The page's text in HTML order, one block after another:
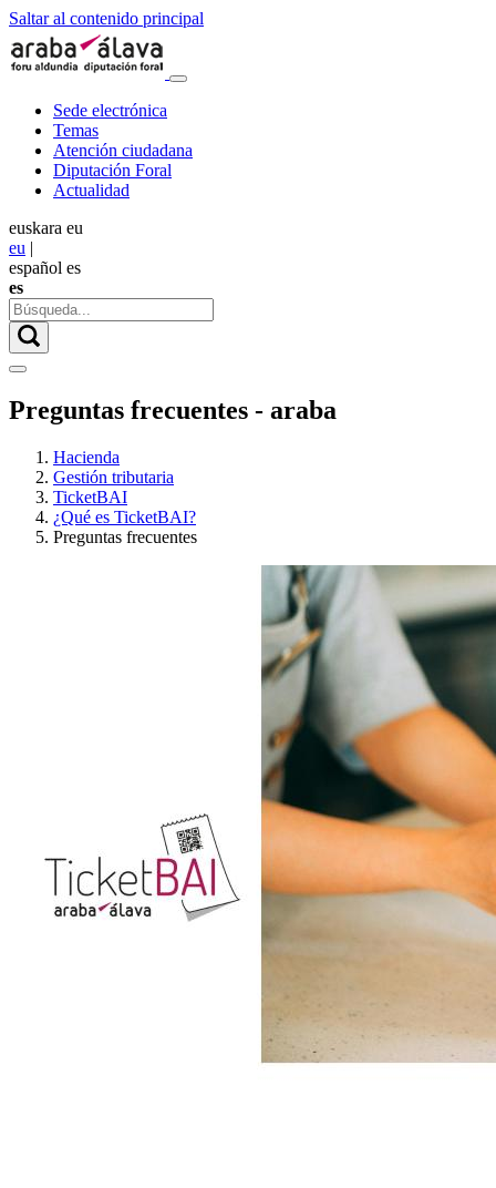
Saltar al contenido principal
Sede electrónica
Temas
Atención ciudadana
Diputación Foral
Actualidad
euskara eu
eu |
español es
es
Preguntas frecuentes - araba
Hacienda
Gestión tributaria
TicketBAI
¿Qué es TicketBAI?
Preguntas frecuentes